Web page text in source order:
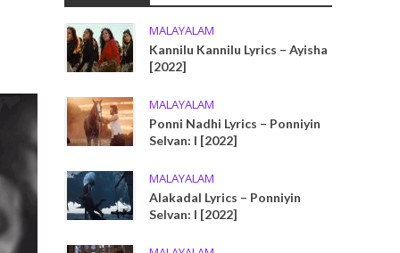
MALAYALAM
Kannilu Kannilu Lyrics – Ayisha
[2022]
MALAYALAM
Ponni Nadhi Lyrics – Ponniyin
Selvan: I [2022]
MALAYALAM
Alakadal Lyrics – Ponniyin
Selvan: I [2022]